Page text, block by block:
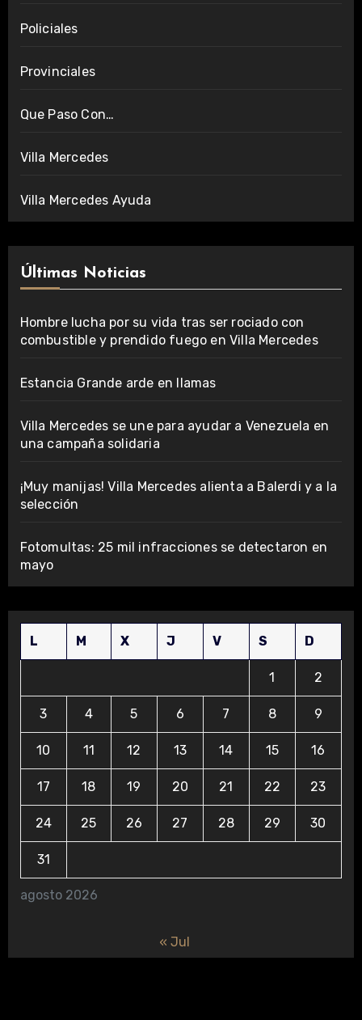
Policiales
Provinciales
Que Paso Con…
Villa Mercedes
Villa Mercedes Ayuda
Últimas Noticias
Hombre lucha por su vida tras ser rociado con
combustible y prendido fuego en Villa Mercedes
Estancia Grande arde en llamas
Villa Mercedes se une para ayudar a Venezuela en
una campaña solidaria
¡Muy manijas! Villa Mercedes alienta a Balerdi y a la
selección
Fotomultas: 25 mil infracciones se detectaron en
mayo
agosto 2026
L M X J V S D
1 2
3 4 5 6 7 8 9
10 11 12 13 14 15 16
17 18 19 20 21 22 23
24 25 26 27 28 29 30
31
« Jul